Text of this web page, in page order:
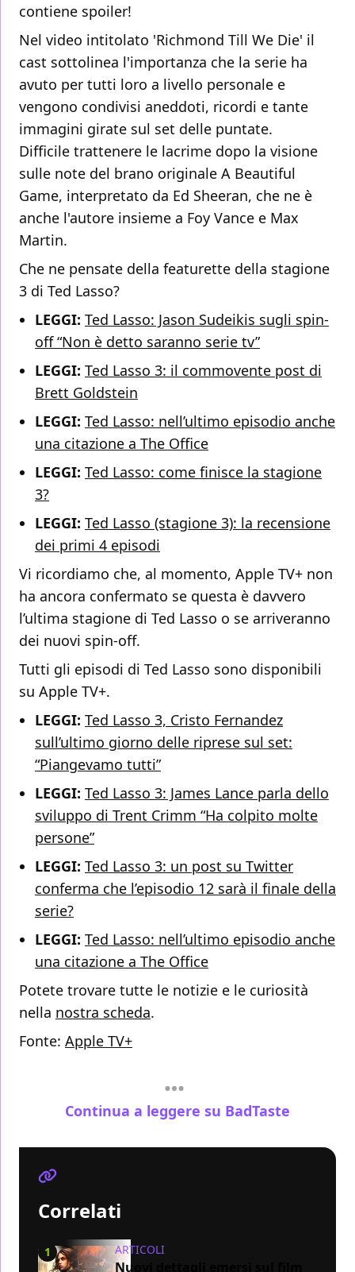
contiene spoiler!
Nel video intitolato 'Richmond Till We Die' il
cast sottolinea l'importanza che la serie ha
avuto per tutti loro a livello personale e
vengono condivisi aneddoti, ricordi e tante
immagini girate sul set delle puntate.
Difficile trattenere le lacrime dopo la visione
sulle note del brano originale A Beautiful
Game, interpretato da Ed Sheeran, che ne è
anche l'autore insieme a Foy Vance e Max
Martin.
Che ne pensate della featurette della stagione
3 di Ted Lasso?
LEGGI: Ted Lasso: Jason Sudeikis sugli spin-
off “Non è detto saranno serie tv”
LEGGI: Ted Lasso 3: il commovente post di
Brett Goldstein
LEGGI: Ted Lasso: nell’ultimo episodio anche
una citazione a The Office
LEGGI: Ted Lasso: come finisce la stagione
3?
LEGGI: Ted Lasso (stagione 3): la recensione
dei primi 4 episodi
Vi ricordiamo che, al momento, Apple TV+ non
ha ancora confermato se questa è davvero
l’ultima stagione di Ted Lasso o se arriveranno
dei nuovi spin-off.
Tutti gli episodi di Ted Lasso sono disponibili
su Apple TV+.
LEGGI: Ted Lasso 3, Cristo Fernandez
sull’ultimo giorno delle riprese sul set:
“Piangevamo tutti”
LEGGI: Ted Lasso 3: James Lance parla dello
sviluppo di Trent Crimm “Ha colpito molte
persone”
LEGGI: Ted Lasso 3: un post su Twitter
conferma che l’episodio 12 sarà il finale della
serie?
LEGGI: Ted Lasso: nell’ultimo episodio anche
una citazione a The Office
Potete trovare tutte le notizie e le curiosità
nella nostra scheda.
Fonte: Apple TV+
Continua a leggere su BadTaste
Correlati
1 ARTICOLI
Nuovi dettagli emersi sul film